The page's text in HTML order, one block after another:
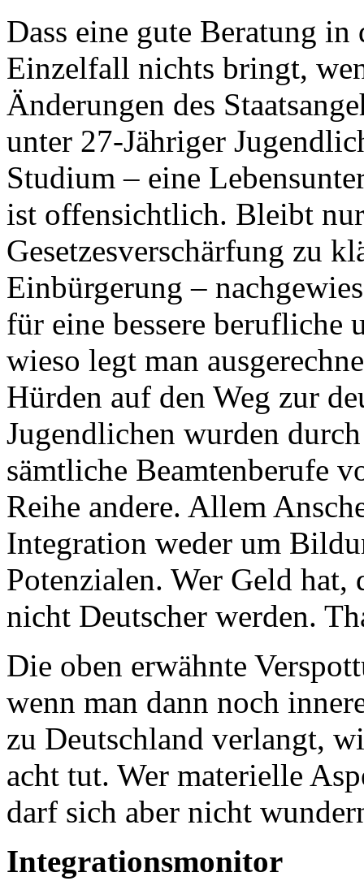
Dass eine gute Beratung
Einzelfall nichts bringt,
Änderungen des
unter 27-Jähriger
Studium – eine
ist offensichtlich. Bleibt
Gesetzesverschärfung zu
Einbürgerung –
für eine bessere
wieso legt man
Hürden auf den Weg zur
Jugendlichen wurden
sämtliche Beamtenberufe
Reihe andere. Allem
Integration weder um
Potenzialen. Wer Geld
nicht Deutscher werden.
Die oben erwähnte
wenn man dann noch
zu Deutschland verlangt,
acht tut. Wer materielle
darf sich aber nicht
Integrationsmonitor